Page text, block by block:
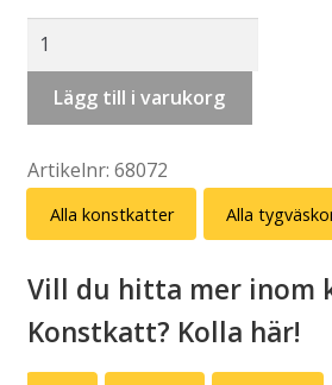
Tygväska:
–
Vermeer
(svart
eller
mängd
Lägg till i varukorg
Artikelnr: 68072
Alla konstkatter Alla
Vill du hitta mer inom
Konstkatt? Kolla här!